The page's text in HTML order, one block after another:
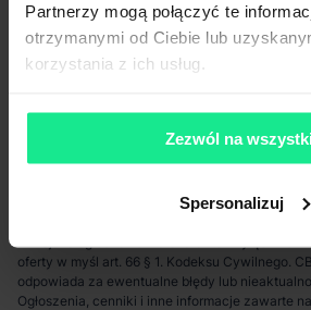
Partnerzy mogą połączyć te
otrzymanymi od Ciebie lub
korzystania z ich usług.
Zezwól na
Spersonalizuj
Komunikacja
Port lotniczy
Autostrada / droga ekspresowa
Transport publiczny
Lokalizacja magazynu
oferty w myśl art. 66 § 1. Kodeksu Cywilnego.
odpowiada za ewentualne błędy lub
Ogłoszenia, cenniki i inne informacje zawarte